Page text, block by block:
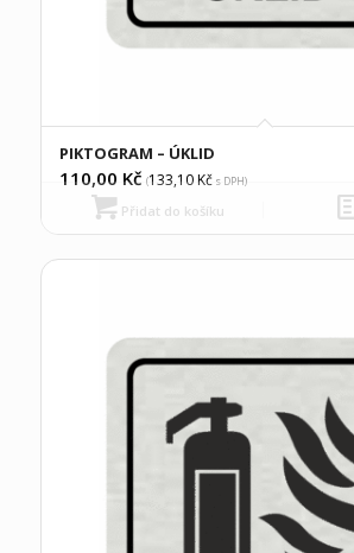
PIKTOGRAM – ÚKLID
110,00 Kč (133,10Kčs DPH)
Přidat do košíku